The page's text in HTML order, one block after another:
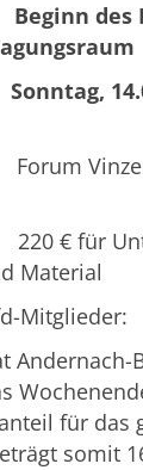
Sonntag,
Vinzenz
€ für
Material
Mitglieder:
Andernach-
für das
somit